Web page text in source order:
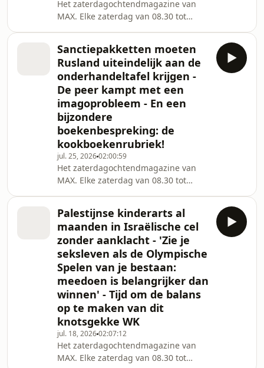
Het zaterdagochtendmagazine van
MAX. Elke zaterdag van 08.30 tot
Sanctiepakketten moeten
Rusland uiteindelijk aan de
onderhandeltafel krijgen -
De peer kampt met een
imagoprobleem - En een
bijzondere
boekenbespreking: de
kookboekenrubriek!
jul. 25, 202602:00:59
Het zaterdagochtendmagazine van
MAX. Elke zaterdag van 08.30 tot
Palestijnse kinderarts al
maanden in Israëlische cel
zonder aanklacht - 'Zie je
seksleven als de Olympische
Spelen van je bestaan:
meedoen is belangrijker dan
winnen' - Tijd om de balans
op te maken van dit
knotsgekke WK
jul. 18, 202602:07:12
Het zaterdagochtendmagazine van
MAX. Elke zaterdag van 08.30 tot